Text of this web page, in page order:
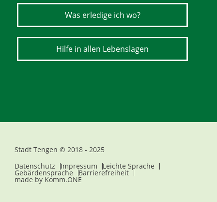
Was erledige ich wo?
Hilfe in allen Lebenslagen
Stadt Tengen © 2018 - 2025
Datenschutz
Impressum Leichte Sprache
Gebärdensprache Barrierefreiheit
made by Komm.ONE